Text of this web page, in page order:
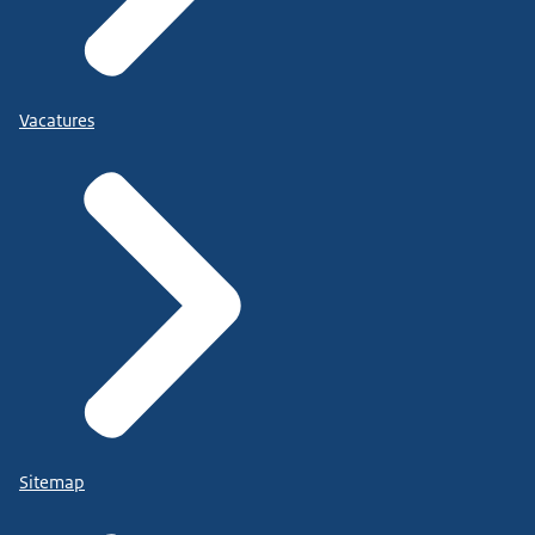
Vacatures
Sitemap